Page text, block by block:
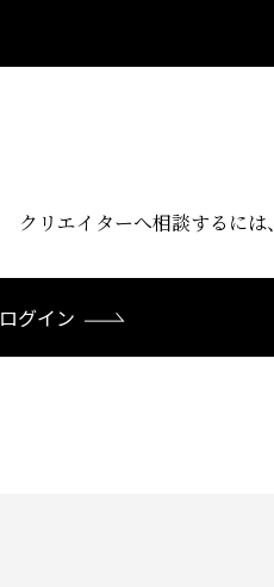
クリエイターへ相談するには、
ログイン